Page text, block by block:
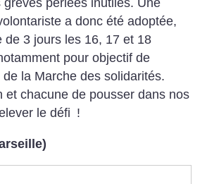
a donc été adoptée,
de 3 jours les 16, 17 et 18
pour objectif de
la Marche des solidarités.
et chacune de pousser dans nos
le défi !